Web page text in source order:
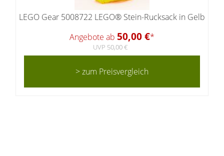
LEGO Gear 5008722 LEGO® Stein-Rucksack in Gelb
Angebote ab 50,00 €*
UVP 50,00 €
> zum Preisvergleich